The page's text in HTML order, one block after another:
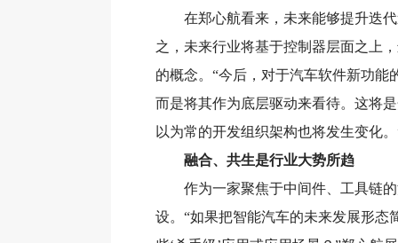
在郑心航看来，未来能够提升迭代
之，未来行业将基于控制器层面之上
的概念。“今后，对于汽车软件新功
而是将其作为底层驱动来看待。这将
以为常的开发组织架构也将发生变化
融合、共生是行业大势所趋
作为一家聚焦于中间件、工具链的
设。“如果把智能汽车的未来发展形